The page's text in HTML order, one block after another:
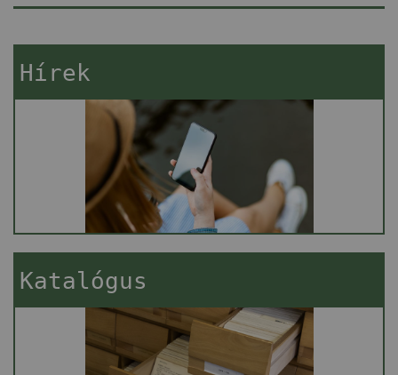
Hírek
Katalógus